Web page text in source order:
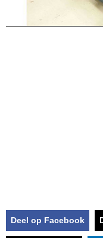
Deel op Facebook